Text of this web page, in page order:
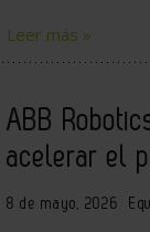
Leer más »
ABB
acelerar el
8 de mayo, 2026